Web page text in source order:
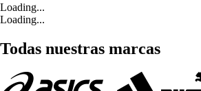
Loading...
Loading...
Todas nuestras marcas